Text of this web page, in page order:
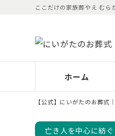
ここだけの家族葬やえ むら
ホーム
【公式】にいがたのお葬式
亡き人を中心に紡